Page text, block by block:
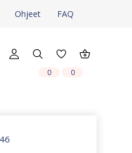
Ohjeet FAQ
0 0